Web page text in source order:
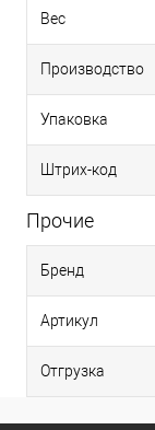
Вес
Производство
Упаковка
Штрих-код
Прочие
Бренд
Артикул
Отгрузка